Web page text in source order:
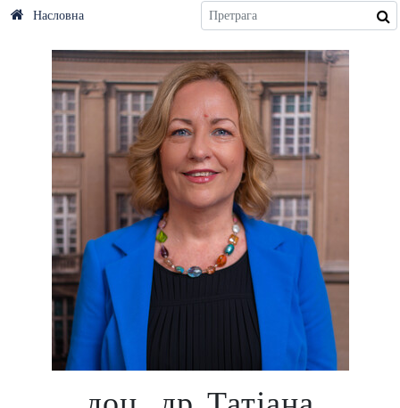
Насловна